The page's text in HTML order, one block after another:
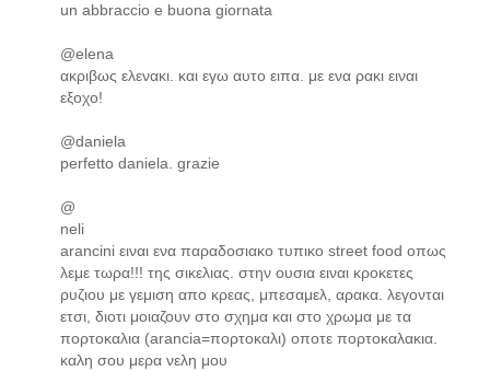
un abbraccio e buona giornata
@elena
ακριβως ελενακι. και εγω αυτο ειπα. με ενα ρακι ειναι
εξοχο!
@daniela
perfetto daniela. grazie
@
neli
arancini ειναι ενα παραδοσιακο τυπικο street food οπως
λεμε τωρα!!! της σικελιας. στην ουσια ειναι κροκετες
ρυζιου με γεμιση απο κρεας, μπεσαμελ, αρακα. λεγονται
ετσι, διοτι μοιαζουν στο σχημα και στο χρωμα με τα
πορτοκαλια (arancia=πορτοκαλι) οποτε πορτοκαλακια.
καλη σου μερα νελη μου